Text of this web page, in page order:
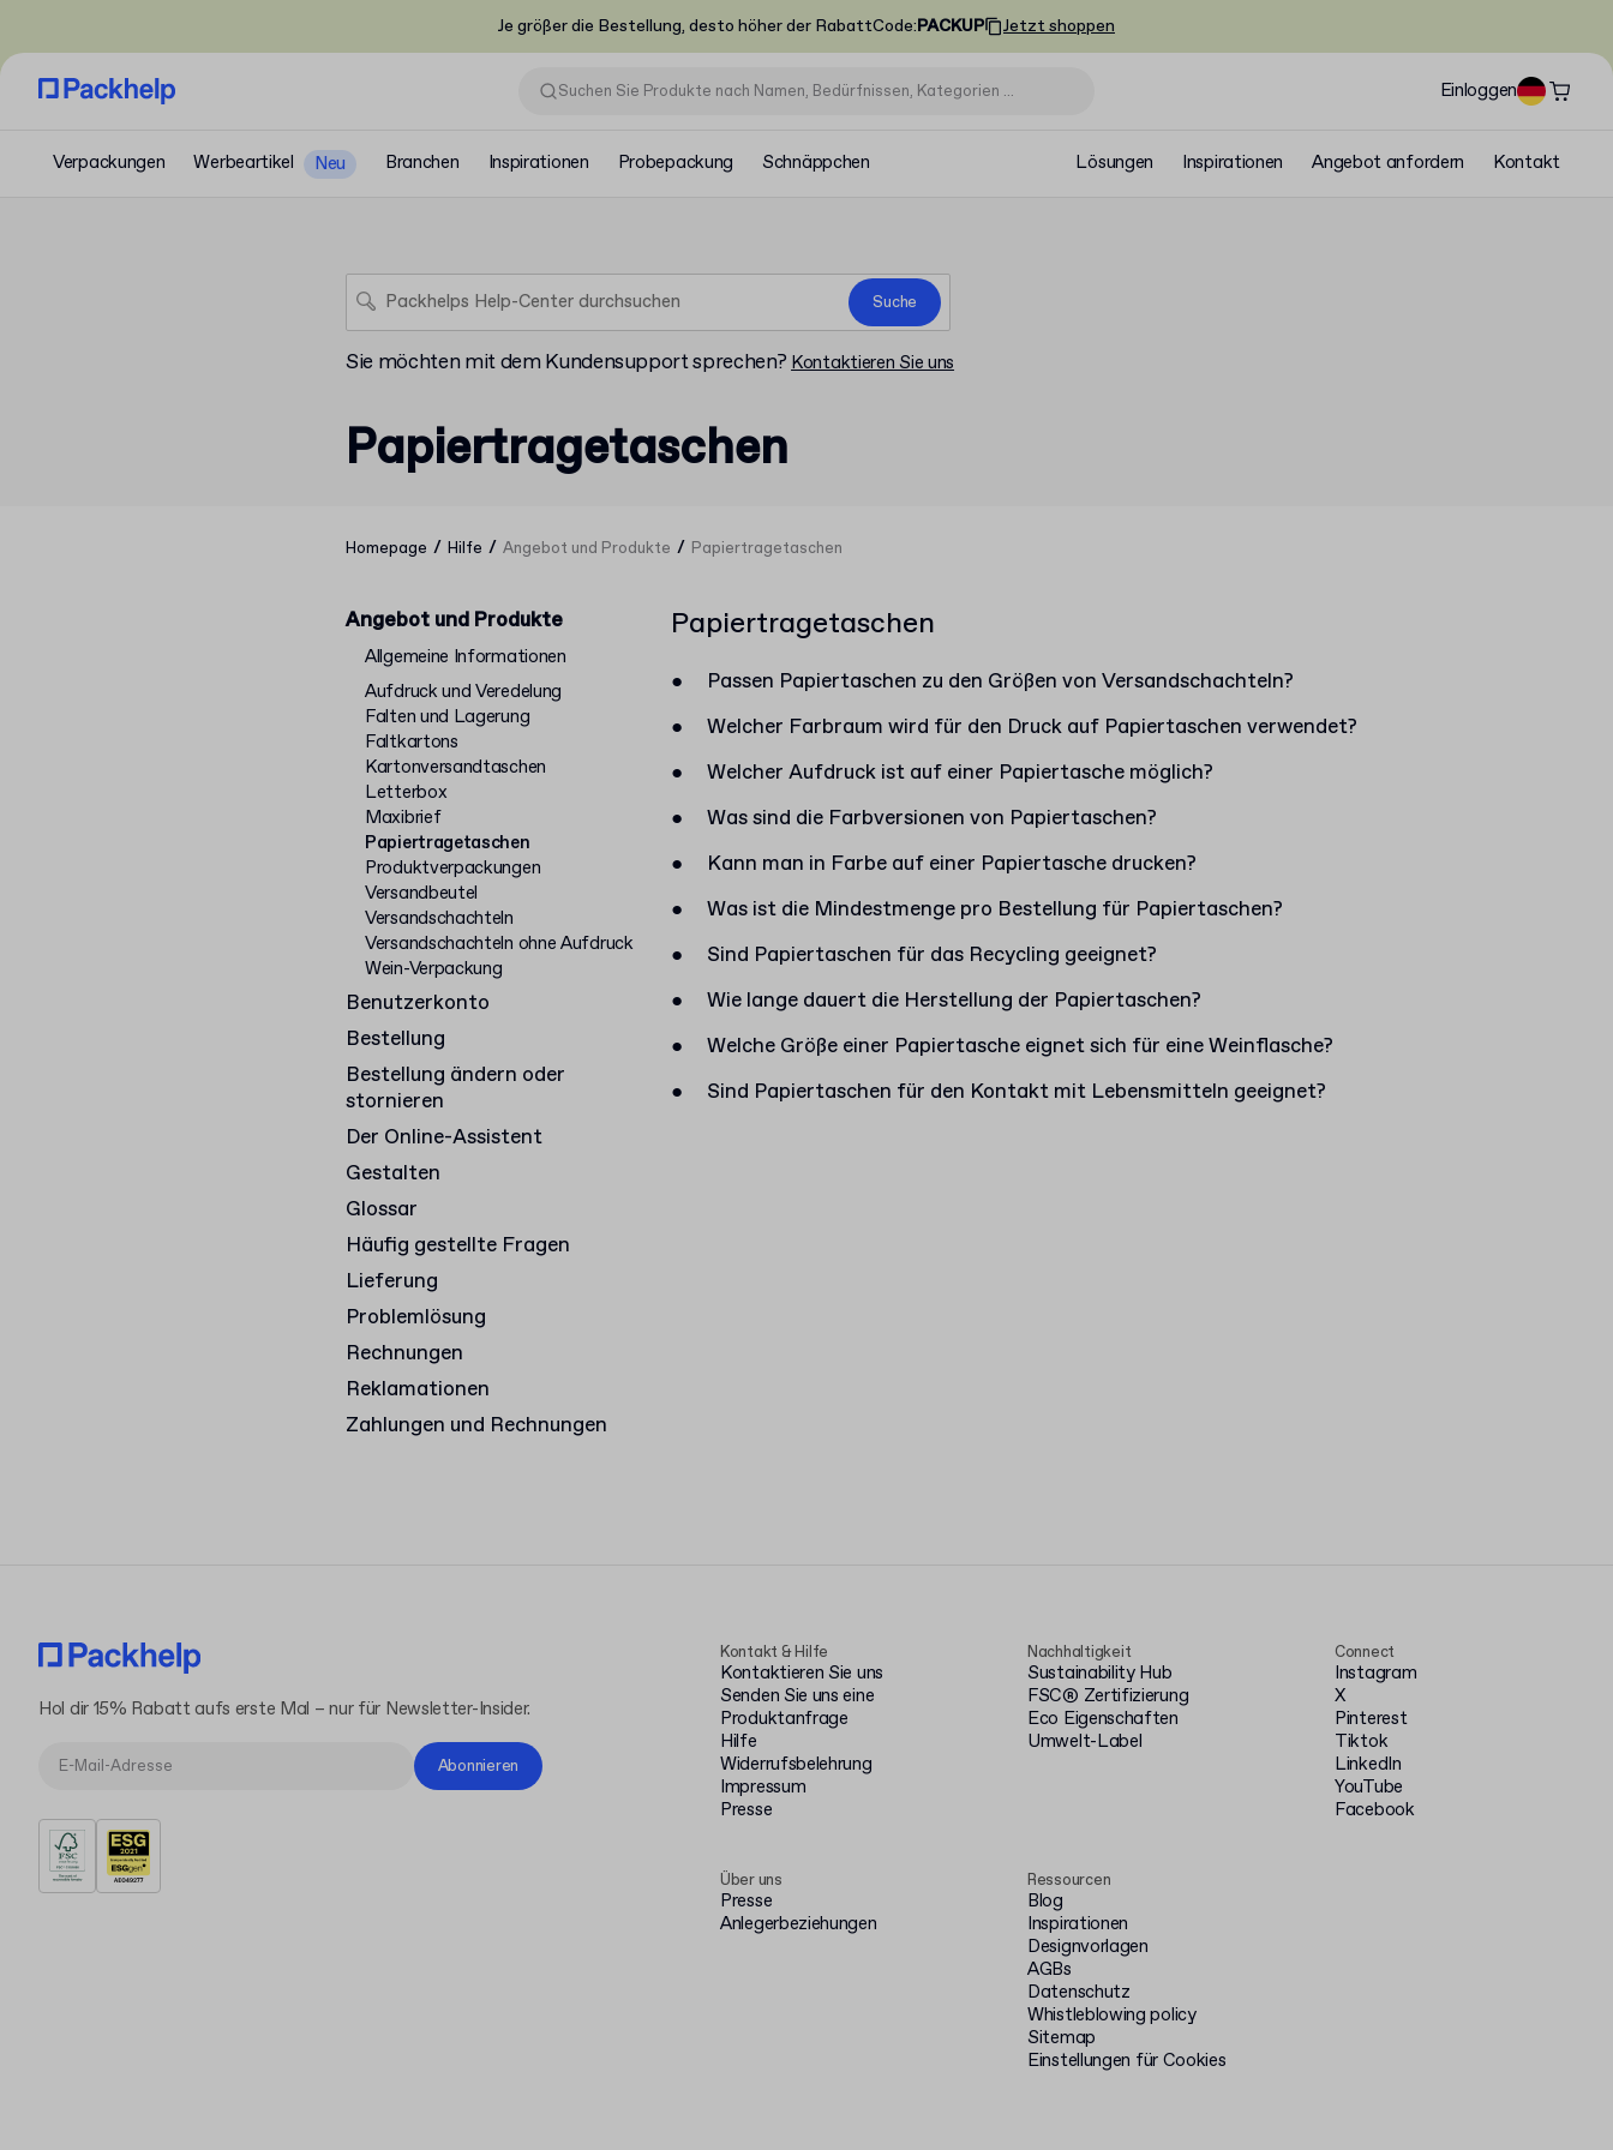
Je größer die Bestellung, desto höher der RabattCode:PACKUP Jetzt shoppen
Einloggen
Verpackungen Werbeartikel Neu Branchen Inspirationen Probepackung Schnäppchen Lösungen Inspirationen Angebot anfordern Kontakt
Suche
Sie möchten mit dem Kundensupport sprechen? Kontaktieren Sie uns
Papiertragetaschen
Homepage / Hilfe / Angebot und Produkte / Papiertragetaschen
Angebot und Produkte
Allgemeine Informationen
Aufdruck und Veredelung
Falten und Lagerung
Faltkartons
Kartonversandtaschen
Letterbox
Maxibrief
Papiertragetaschen
Produktverpackungen
Versandbeutel
Versandschachteln
Versandschachteln ohne Aufdruck
Wein-Verpackung
Benutzerkonto
Bestellung
Bestellung ändern oder
stornieren
Der Online-Assistent
Gestalten
Glossar
Häufig gestellte Fragen
Lieferung
Problemlösung
Rechnungen
Reklamationen
Zahlungen und Rechnungen
Papiertragetaschen
●
Passen Papiertaschen zu den Größen von Versandschachteln?
●
Welcher Farbraum wird für den Druck auf Papiertaschen verwendet?
●
Welcher Aufdruck ist auf einer Papiertasche möglich?
●
Was sind die Farbversionen von Papiertaschen?
●
Kann man in Farbe auf einer Papiertasche drucken?
●
Was ist die Mindestmenge pro Bestellung für Papiertaschen?
●
Sind Papiertaschen für das Recycling geeignet?
●
Wie lange dauert die Herstellung der Papiertaschen?
●
Welche Größe einer Papiertasche eignet sich für eine Weinflasche?
●
Sind Papiertaschen für den Kontakt mit Lebensmitteln geeignet?
Kontakt & Hilfe
Kontaktieren Sie uns
Senden Sie uns eine
Produktanfrage
Hilfe
Widerrufsbelehrung
Impressum
Presse
Über uns
Presse
Anlegerbeziehungen
Nachhaltigkeit
Sustainability Hub
FSC® Zertifizierung
Eco Eigenschaften
Umwelt-Label
Ressourcen
Blog
Inspirationen
Designvorlagen
AGBs
Datenschutz
Whistleblowing policy
Sitemap
Einstellungen für Cookies
Connect
Instagram
X
Pinterest
Tiktok
LinkedIn
YouTube
Facebook
Hol dir 15% Rabatt aufs erste Mal – nur für Newsletter-Insider.
Abonnieren